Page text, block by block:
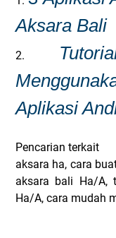
Aksara Bali
2.
Aplikasi
Pencarian terkait
aksara ha, cara
aksara bali Ha/A,
Ha/A, cara mudah